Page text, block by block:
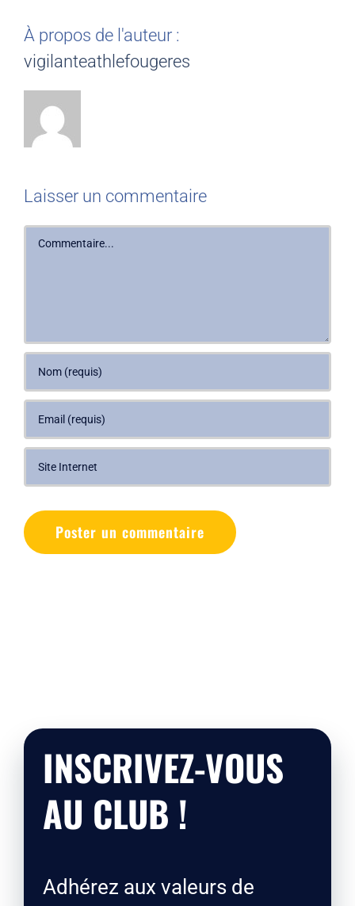
À propos de l'auteur :
vigilanteathlefougeres
Laisser un commentaire
Commentaire
INSCRIVEZ-VOUS
AU CLUB !
Adhérez aux valeurs de